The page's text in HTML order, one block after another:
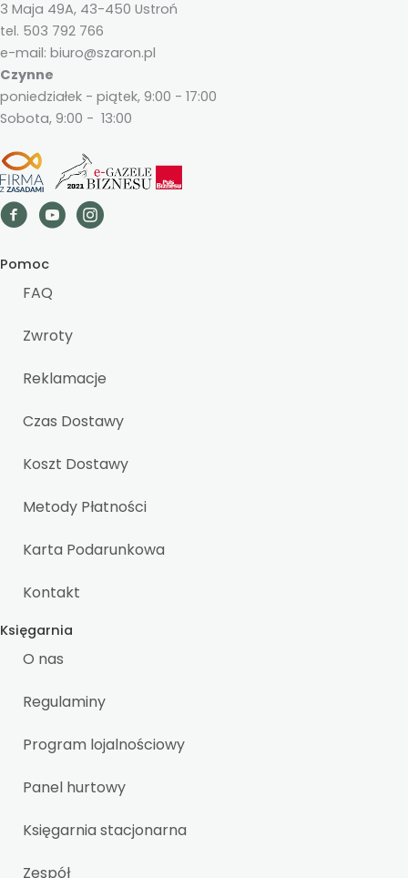
3 Maja 49A, 43-450 Ustroń
tel. 503 792 766
e-mail: biuro@szaron.pl
Czynne
poniedziałek - piątek, 9:00 - 17:00
Sobota, 9:00 - 13:00
Pomoc
FAQ
Zwroty
Reklamacje
Czas Dostawy
Koszt Dostawy
Metody Płatności
Karta Podarunkowa
Kontakt
Księgarnia
O nas
Regulaminy
Program lojalnościowy
Panel hurtowy
Księgarnia stacjonarna
Zespół